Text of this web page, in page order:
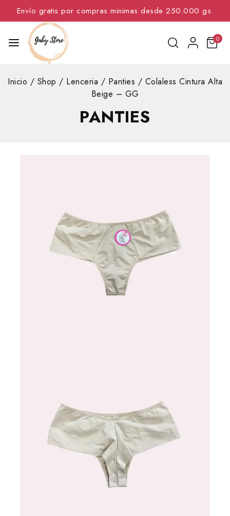
Envío gratis por compras minimas desde 250.000 gs.
0
Inicio / Shop / Lenceria / Panties / Colaless Cintura Alta
Beige – GG
PANTIES